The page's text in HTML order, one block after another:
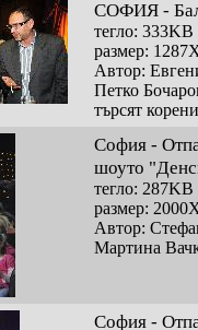
СОФИЯ - Бал
тегло: 333KB
размер:
Автор:
Петко
търсят
София -
шоуто
тегло: 287KB
размер:
Автор:
Мартина
София -